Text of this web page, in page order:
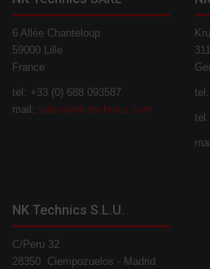
6 Allée Chanteloup
59000 Lille
France
tel: +33 (0) 688 093587
mail: sales@nk-technics.com
NK Technics S.L.U.
C/Peru 32
28350 Ciempozuelos - Madrid